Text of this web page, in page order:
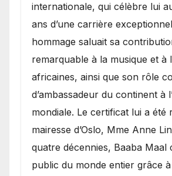
internationale, qui célèbre lui
ans d’une carrière
hommage saluait sa
remarquable à la musique et à
africaines, ainsi que son rôle
d’ambassadeur du continent à
mondiale. Le certificat lui a été
mairesse d’Oslo, Mme Anne
quatre décennies, Baaba Maal
public du monde entier grâce